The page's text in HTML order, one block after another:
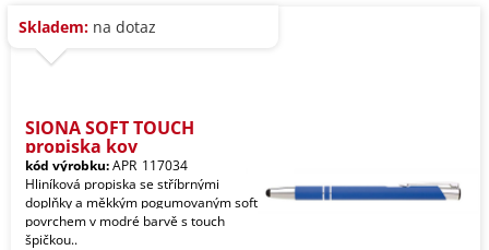
Skladem: na dotaz
SIONA SOFT TOUCH
propiska kov
kód výrobku:APR_117034
Hliníková propiska se stříbrnými
doplňky a měkkým pogumovaným soft
povrchem v modré barvě s touch
špičkou..